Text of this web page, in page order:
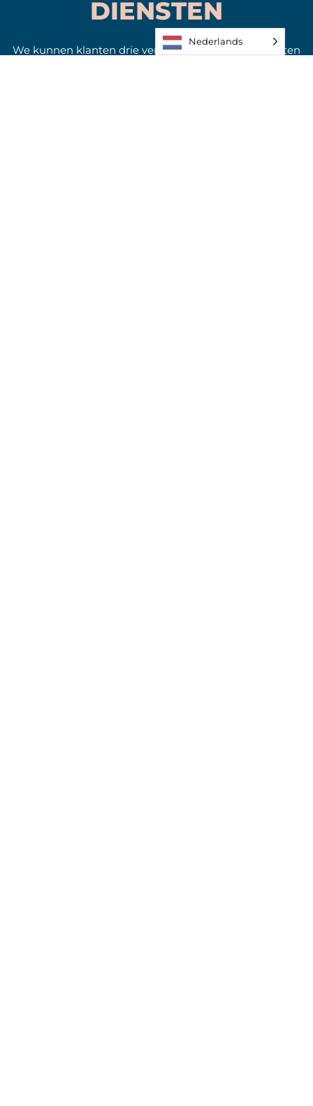
DIENSTEN
We kunnen klanten drie verschillende soorten diensten
Nederlands